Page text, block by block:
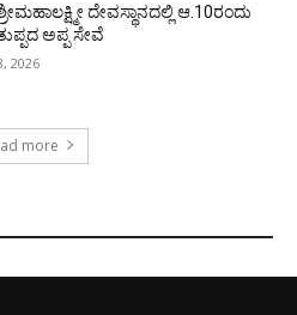
ದೇವಸ್ಥಾನದಲ್ಲಿ ಆ.10ರಂದು
ಅಪ್ಪ ಸೇವೆ
2026
more